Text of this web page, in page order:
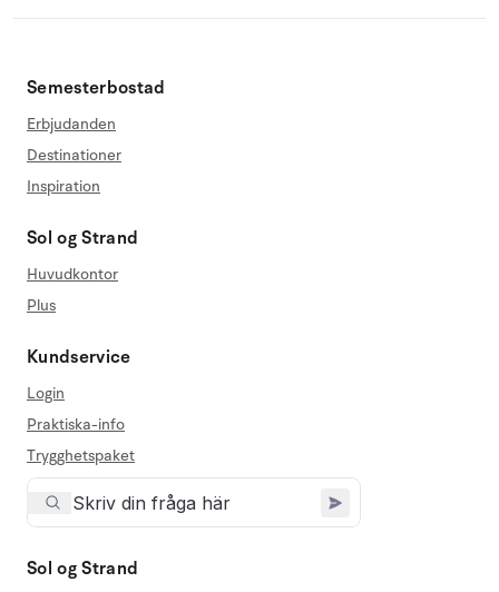
Semesterbostad
Erbjudanden
Destinationer
Inspiration
Sol og Strand
Huvudkontor
Plus
Kundservice
Login
Praktiska-info
Trygghetspaket
Sol og Strand